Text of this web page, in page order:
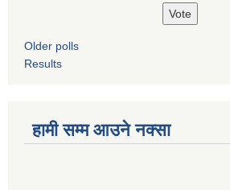
Older polls
Results
हामी सम्म आउने नक्सा